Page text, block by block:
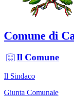
Comune di
Il Comune
Il Sindaco
Giunta Comunale